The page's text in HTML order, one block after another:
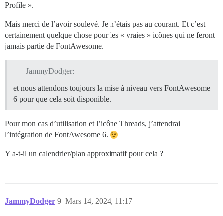
Profile ».
Mais merci de l’avoir soulevé. Je n’étais pas au courant. Et c’est
certainement quelque chose pour les « vraies » icônes qui ne feront
jamais partie de FontAwesome.
JammyDodger:
et nous attendons toujours la mise à niveau vers FontAwesome
6 pour que cela soit disponible.
Pour mon cas d’utilisation et l’icône Threads, j’attendrai
l’intégration de FontAwesome 6.
Y a-t-il un calendrier/plan approximatif pour cela ?
JammyDodger Mars 14, 2024, 11:17
9